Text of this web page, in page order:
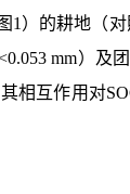
）的耕地（
mm）
相互作用对